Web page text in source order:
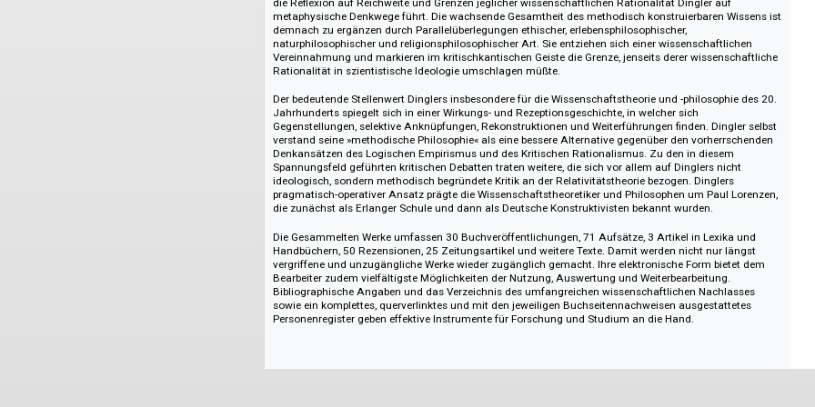
werden soll. Gesichertes Wissen resultiert demnach aus der technischen Herstellung von dessen
Gegenstand. Dieses pragmatisch-operative Forschungsprogramm suchte Dingler in einer
von Veröffentlichungen zur Fundierung von Logik, Geometrie, Arithmetik und physikalischer
gemäß seinem eigenen strikt »methodischen« Begründungsmaßstab durchzuführen. Die
Eigenständigkeit dieses intellektuellen Unternehmens wird noch unterstrichen durch die
die Reflexion auf Reichweite und Grenzen jeglicher wissenschaftlichen Rationalität Dingler auf
metaphysische Denkwege führt. Die wachsende Gesamtheit des methodisch konstruierbaren
demnach zu ergänzen durch Parallelüberlegungen ethischer, erlebensphilosophischer,
naturphilosophischer und religionsphilosophischer Art. Sie entziehen sich einer
Vereinnahmung und markieren im kritischkantischen Geiste die Grenze, jenseits derer
Rationalität in szientistische Ideologie umschlagen müßte.
Der bedeutende Stellenwert Dinglers insbesondere für die Wissenschaftstheorie und -
Jahrhunderts spiegelt sich in einer Wirkungs- und Rezeptionsgeschichte, in welcher sich
Gegenstellungen, selektive Anknüpfungen, Rekonstruktionen und Weiterführungen finden.
verstand seine »methodische Philosophie« als eine bessere Alternative gegenüber den
Denkansätzen des Logischen Empirismus und des Kritischen Rationalismus. Zu den in diesem
Spannungsfeld geführten kritischen Debatten traten weitere, die sich vor allem auf Dinglers
ideologisch, sondern methodisch begründete Kritik an der Relativitätstheorie bezogen. Dinglers
pragmatisch-operativer Ansatz prägte die Wissenschaftstheoretiker und Philosophen um Paul
die zunächst als Erlanger Schule und dann als Deutsche Konstruktivisten bekannt wurden.
Handbüchern, 50 Rezensionen, 25 Zeitungsartikel und weitere Texte. Damit werden nicht nur